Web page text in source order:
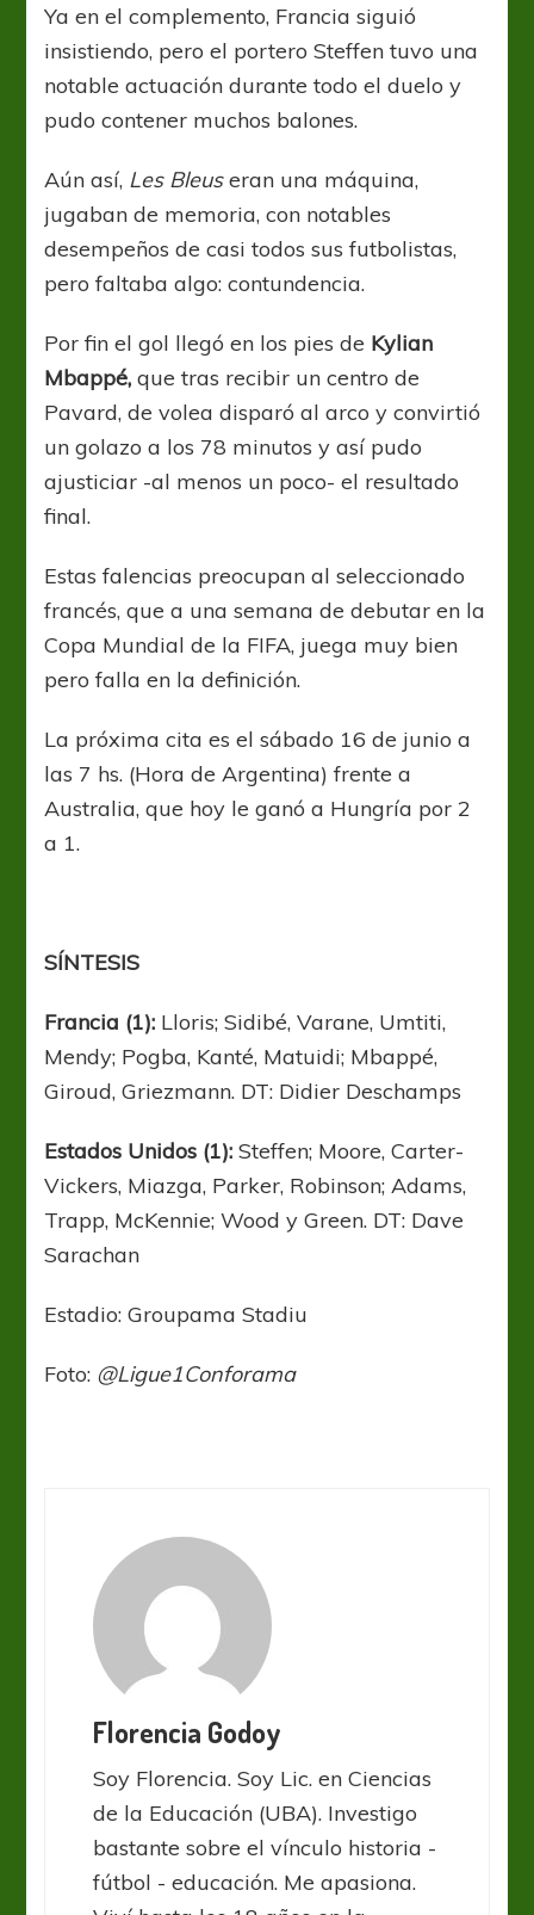
Ya en el complemento, Francia siguió
insistiendo, pero el portero Steffen tuvo una
notable actuación durante todo el duelo y
pudo contener muchos balones.
Aún así, Les Bleuseran una máquina,
jugaban de memoria, con notables
desempeños de casi todos sus futbolistas,
pero faltaba algo: contundencia.
Por fin el gol llegó en los pies de Kylian
Mbappé, que tras recibir un centro de
Pavard, de volea disparó al arco y convirtió
un golazo a los 78 minutos y así pudo
ajusticiar -al menos un poco- el resultado
final.
Estas falencias preocupan al seleccionado
francés, que a una semana de debutar en la
Copa Mundial de la FIFA, juega muy bien
pero falla en la definición.
La próxima cita es el sábado 16 de junio a
las 7 hs. (Hora de Argentina) frente a
Australia, que hoy le ganó a Hungría por 2
a 1.
SÍNTESIS
Francia (1): Lloris; Sidibé, Varane, Umtiti,
Mendy; Pogba, Kanté, Matuidi; Mbappé,
Giroud, Griezmann. DT: Didier Deschamps
Estados Unidos (1):Steffen; Moore, Carter-
Vickers, Miazga, Parker, Robinson; Adams,
Trapp, McKennie; Wood y Green. DT: Dave
Sarachan
Estadio: Groupama Stadiu
Foto: @Ligue1Conforama
Florencia Godoy
Soy Florencia. Soy Lic. en Ciencias
de la Educación (UBA). Investigo
bastante sobre el vínculo historia -
fútbol - educación. Me apasiona.